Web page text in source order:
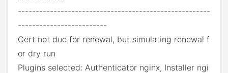
------------------------------------------------------
-------------------------
Cert not due for renewal, but simulating renewal f
or dry run
Plugins selected: Authenticator nginx, Installer ngi